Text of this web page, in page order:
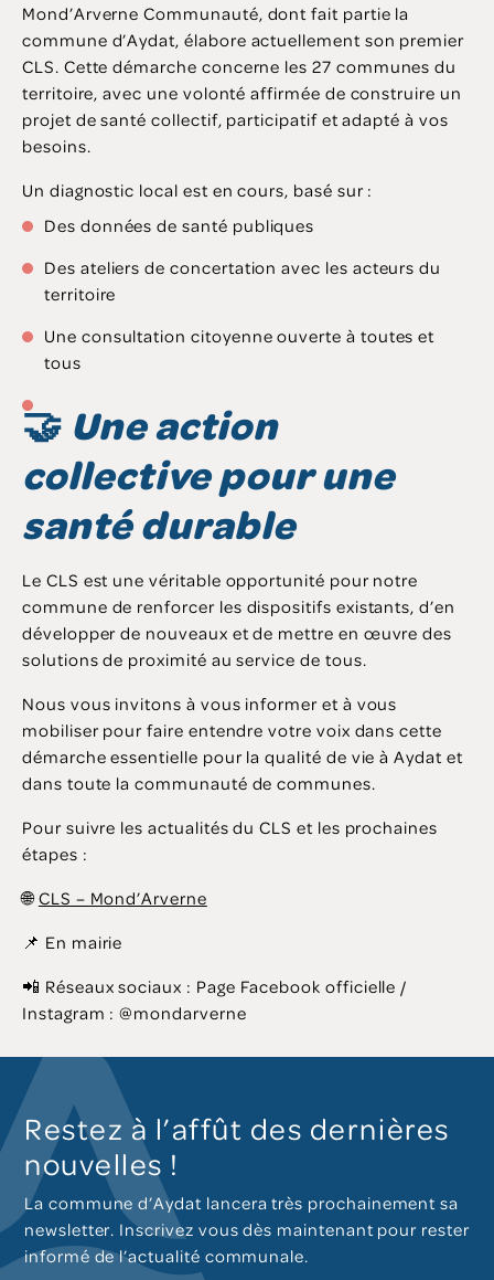
Mond’Arverne Communauté, dont fait partie la
commune d’Aydat, élabore actuellement son premier
CLS. Cette démarche concerne les 27 communes du
territoire, avec une volonté affirmée de construire un
projet de santé collectif, participatif et adapté à vos
besoins.
Un diagnostic local est en cours, basé sur :
Des données de santé publiques
Des ateliers de concertation avec les acteurs du
territoire
Une consultation citoyenne ouverte à toutes et
tous
🤝 Une action
collective pour une
santé durable
Le CLS est une véritable opportunité pour notre
commune de renforcer les dispositifs existants, d’en
développer de nouveaux et de mettre en œuvre des
solutions de proximité au service de tous.
Nous vous invitons à vous informer et à vous
mobiliser pour faire entendre votre voix dans cette
démarche essentielle pour la qualité de vie à Aydat et
dans toute la communauté de communes.
Pour suivre les actualités du CLS et les prochaines
étapes :
🌐CLS – Mond’Arverne
📌 En mairie
📲 Réseaux sociaux : Page Facebook officielle /
Instagram : @mondarverne
Restez à l’affût des dernières
nouvelles !
La commune d’Aydat lancera très prochainement sa
newsletter. Inscrivez vous dès maintenant pour rester
informé de l’actualité communale.